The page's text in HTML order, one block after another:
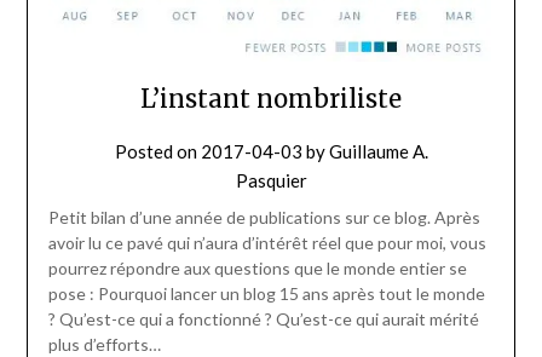
L’instant nombriliste
Posted on 2017-04-03 byGuillaume A.
Pasquier
Petit bilan d’une année de publications sur ce blog. Après
avoir lu ce pavé qui n’aura d’intérêt réel que pour moi, vous
pourrez répondre aux questions que le monde entier se
pose : Pourquoi lancer un blog 15 ans après tout le monde
? Qu’est-ce qui a fonctionné ? Qu’est-ce qui aurait mérité
plus d’efforts…